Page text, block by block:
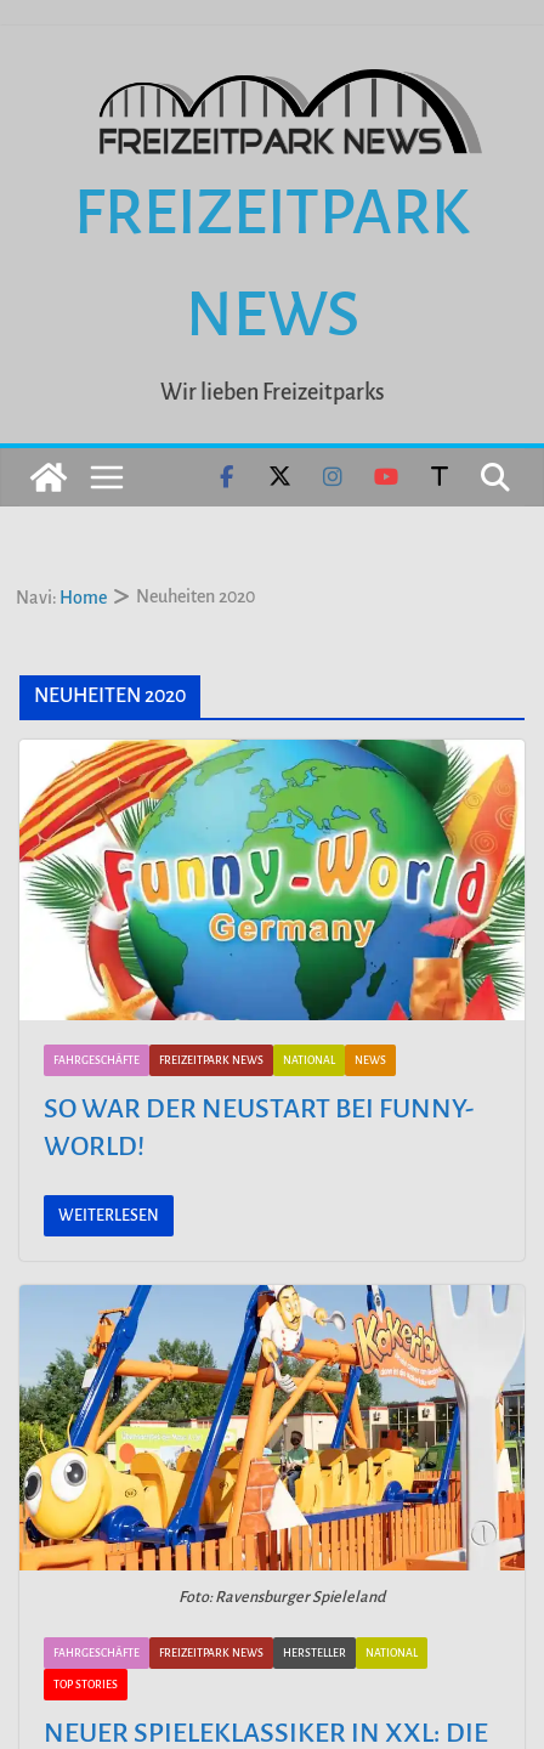
FREIZEITPARK
NEWS
Wir lieben Freizeitparks
Navi: Home Neuheiten 2020
NEUHEITEN 2020
FAHRGESCHÄFTE FREIZEITPARK NEWS NATIONAL NEWS
SO WAR DER NEUSTART BEI FUNNY-
WORLD!
WEITERLESEN
Foto: Ravensburger Spieleland
FAHRGESCHÄFTE FREIZEITPARK NEWS HERSTELLER NATIONAL
TOP STORIES
NEUER SPIELEKLASSIKER IN XXL: DIE